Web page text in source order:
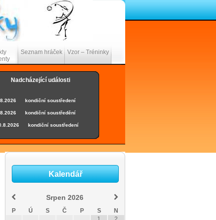
Seznam hráček Vzor – Tréninky
Nadcházející události
kondiční soustředení
kondiční soustředění
kondiční soustředení
kondiční soustředení
kondiční soustředení
kondiční soustředění
Kalendář
Srpen 2026
P Ú S Č P S
N